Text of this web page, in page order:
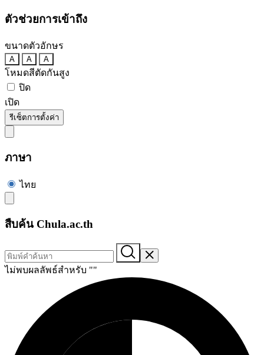
ตัวช่วยการเข้าถึง
ขนาดตัวอักษร
A A A
โหมดสีตัดกันสูง
ปิด
เปิด
รีเซ็ตการตั้งค่า
ภาษา
ไทย
สืบค้น Chula.ac.th
ไม่พบผลลัพธ์สำหรับ ""